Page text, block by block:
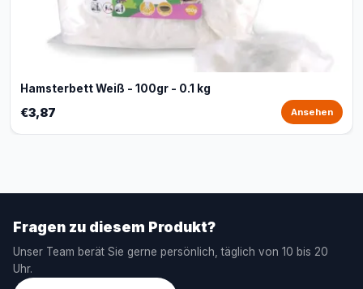
Hamsterbett Weiß - 100gr - 0.1 kg
€3,87 Ansehen
Fragen zu diesem Produkt?
Unser Team berät Sie gerne persönlich, täglich von 10 bis 20
Uhr.